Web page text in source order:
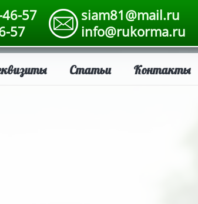
57
57
siam81@mail.ru
info@rukorma.ru
Статьи Контакты